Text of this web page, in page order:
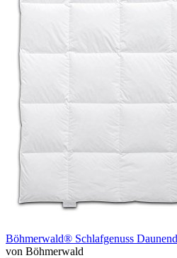
Böhmerwald® Schlafgenuss
von Böhmerwald